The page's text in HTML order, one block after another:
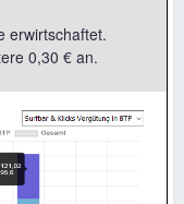
erwirtschaftet.
0,30 € an.